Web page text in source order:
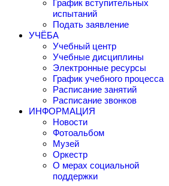
График вступительных
испытаний
Подать заявление
УЧЁБА
Учебный центр
Учебные дисциплины
Электронные ресурсы
График учебного процесса
Расписание занятий
Расписание звонков
ИНФОРМАЦИЯ
Новости
Фотоальбом
Музей
Оркестр
О мерах социальной
поддержки